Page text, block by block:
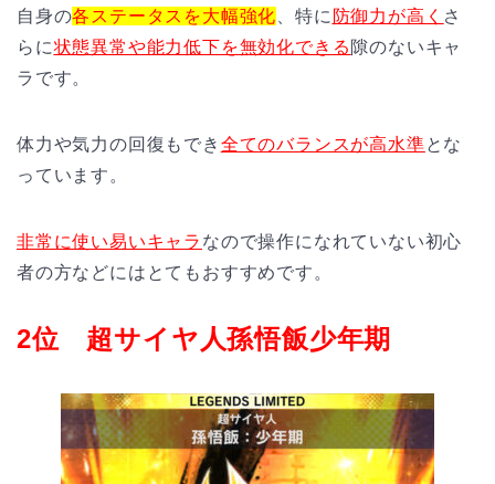
自身の各ステータスを大幅強化、特に 防御力が高く さ
らに状態異常や能力低下を無効化できる 隙のないキャ
ラです。
体力や気力の回復もでき 全てのバランスが高水準とな
っています。
非常に使い易いキャラ なので操作になれていない初心
者の方などにはとてもおすすめです。
2位 超サイヤ人孫悟飯少年期